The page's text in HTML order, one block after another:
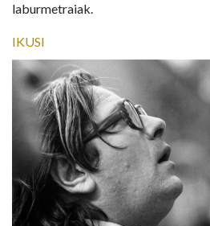
laburmetraiak.
IKUSI